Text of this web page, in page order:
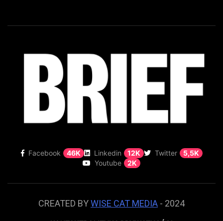
Facebook 46K Linkedin 12K Twitter
5,5K
Youtube
2K
CREATED BYWISE CAT MEDIA - 2024